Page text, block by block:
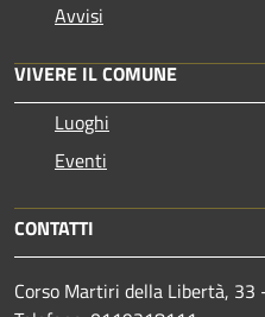
Avvisi
VIVERE IL COMUNE
Luoghi
Eventi
CONTATTI
Corso Martiri della Libertà, 33